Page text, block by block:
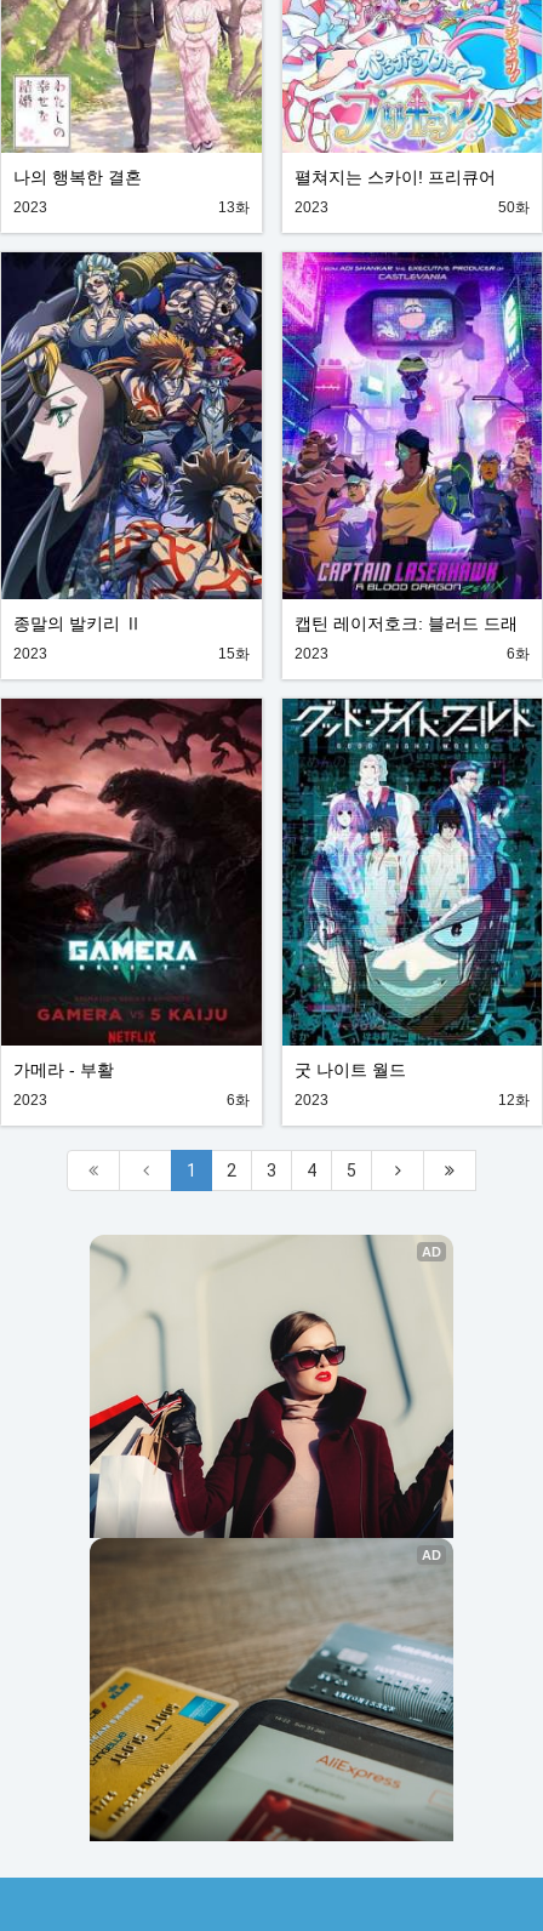
나의 행복한 결혼
2023 13화
펼쳐지는 스카이! 프리큐어
2023 50화
종말의 발키리 Ⅱ
2023 15화
캡틴 레이저호크: 블러드 드래
곤 리믹스
2023 6화
가메라 - 부활
2023 6화
굿 나이트 월드
2023 12화
1 2 3 4 5